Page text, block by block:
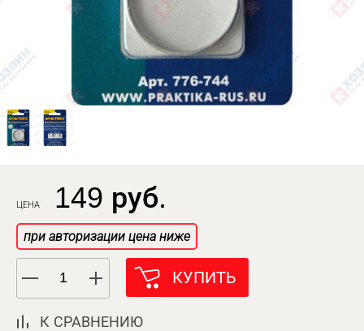
ЦЕНА 149 руб.
при авторизации цена ниже
КУПИТЬ
К СРАВНЕНИЮ